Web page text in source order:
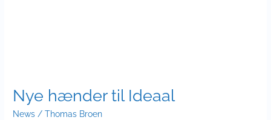
Nye hænder til Ideaal
News /Thomas Broen